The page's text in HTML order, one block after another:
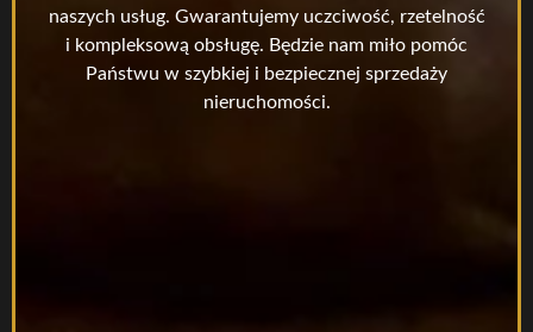
naszych usług. Gwarantujemy uczciwość, rzetelność
i kompleksową obsługę. Będzie nam miło pomóc
Państwu w szybkiej i bezpiecznej sprzedaży
nieruchomości.